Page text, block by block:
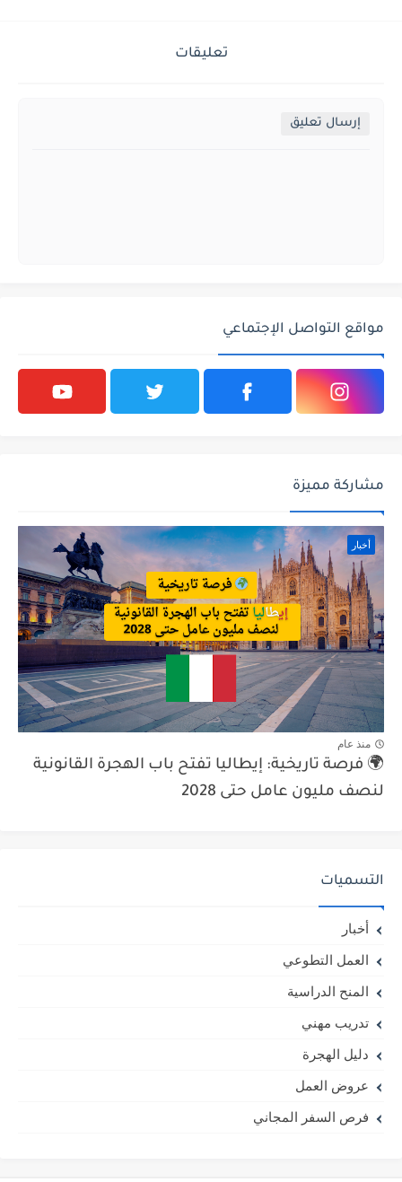
تعليقات
إرسال تعليق
مواقع التواصل الإجتماعي
مشاركة مميزة
أخبار
منذ عام
🌍 فرصة تاريخية: إيطاليا تفتح باب الهجرة القانونية
لنصف مليون عامل حتى 2028
التسميات
أخبار
العمل التطوعي
المنح الدراسية
تدريب مهني
دليل الهجرة
عروض العمل
فرص السفر المجاني